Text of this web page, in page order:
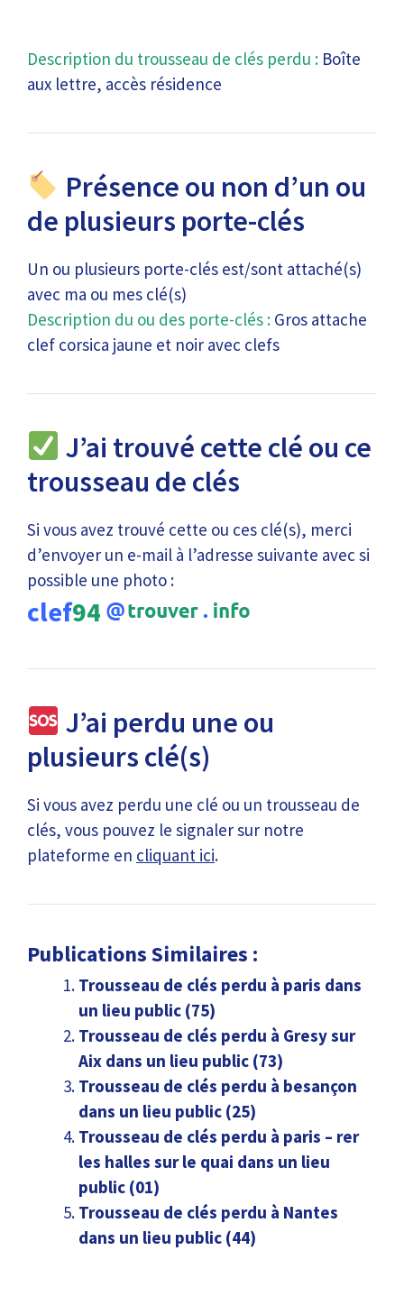
Description du trousseau de clés perdu : Boîte
aux lettre, accès résidence
Présence ou non d’un ou
de plusieurs porte-clés
Un ou plusieurs porte-clés est/sont attaché(s)
avec ma ou mes clé(s)
Description du ou des porte-clés : Gros attache
clef corsica jaune et noir avec clefs
J’ai trouvé cette clé ou ce
trousseau de clés
Si vous avez trouvé cette ou ces clé(s), merci
d’envoyer un e-mail à l’adresse suivante avec si
possible une photo :
clef94
J’ai perdu une ou
plusieurs clé(s)
Si vous avez perdu une clé ou un trousseau de
clés, vous pouvez le signaler sur notre
plateforme en cliquant ici.
Publications Similaires :
Trousseau de clés perdu à paris dans
un lieu public (75)
Trousseau de clés perdu à Gresy sur
Aix dans un lieu public (73)
Trousseau de clés perdu à besançon
dans un lieu public (25)
Trousseau de clés perdu à paris – rer
les halles sur le quai dans un lieu
public (01)
Trousseau de clés perdu à Nantes
dans un lieu public (44)